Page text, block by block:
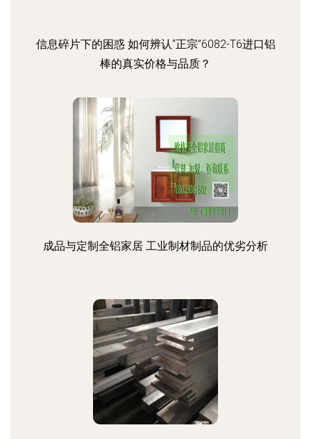
信息碎片下的困惑 如何辨认“正宗”6082-T6进口铝
棒的真实价格与品质？
成品与定制全铝家居 工业制材制品的优劣分析